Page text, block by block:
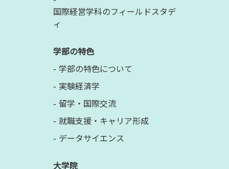
国際経営学科のフィールドスタデ
ィ
学部の特色
学部の特色について
実験経済学
留学・国際交流
就職支援・キャリア形成
データサイエンス
大学院